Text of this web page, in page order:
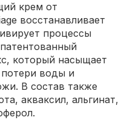
крем от
восстанавливает
процессы
который насыщает
потери воды и
В состав также
акваксил, альгинат,